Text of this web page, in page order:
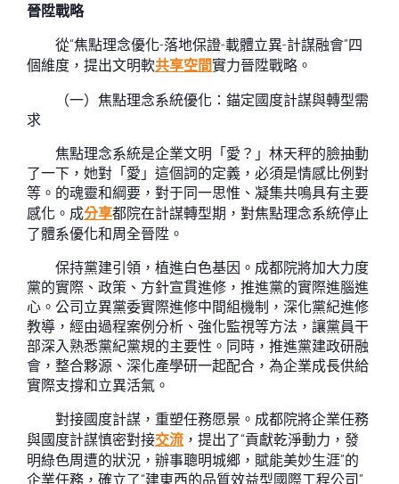
晉陞戰略
從“焦點理念優化-落地保證-載體立異-計謀融會”四
個維度，提出文明軟共享空間實力晉陞戰略。
（一）焦點理念系統優化：錨定國度計謀與轉型需
求
焦點理念系統是企業文明「愛？」林天秤的臉抽動
了一下，她對「愛」這個詞的定義，必須是情感比例對
等。的魂靈和綱要，對于同一思惟、凝集共鳴具有主要
感化。成分享都院在計謀轉型期，對焦點理念系統停止
了體系優化和周全晉陞。
保持黨建引領，植進白色基因。成都院將加大力度
黨的實際、政策、方針宣貫進修，推進黨的實際進腦進
心。公司立異黨委實際進修中間組機制，深化黨紀進修
教導，經由過程案例分析、強化監視等方法，讓黨員干
部深入熟悉黨紀黨規的主要性。同時，推進黨建政研融
會，整合夥源、深化產學研一起配合，為企業成長供給
實際支撐和立異活氣。
對接國度計謀，重塑任務愿景。成都院將企業任務
與國度計謀慎密對接交流 ，提出了“貢獻乾淨動力，發
明綠色周遭的狀況，辦事聰明城鄉，賦能美妙生涯”的
企業任務，確立了“建東西的品質效益型國際工程公司”